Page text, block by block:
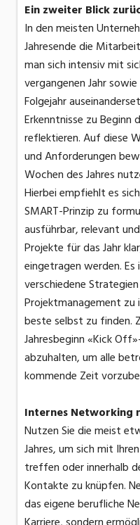
Ein zweiter Blick
In den meisten
Jahresende die
man sich intensiv mit
vergangenen Jahr
Folgejahr
Erkenntnisse zu Beginn
reflektieren. Auf diese
und Anforderungen
Wochen des Jahres
Hierbei empfiehlt es
SMART-Prinzip zu
ausführbar, relevant
Projekte für das Jahr
eingetragen werden.
verschiedene
Projektmanagement zu
beste selbst zu finden.
Jahresbeginn «Kick
abzuhalten, um alle
kommende Zeit
Internes Networking
Nutzen Sie die meist
Jahres, um sich mit
treffen oder innerhalb
Kontakte zu knüpfen.
das eigene berufliche